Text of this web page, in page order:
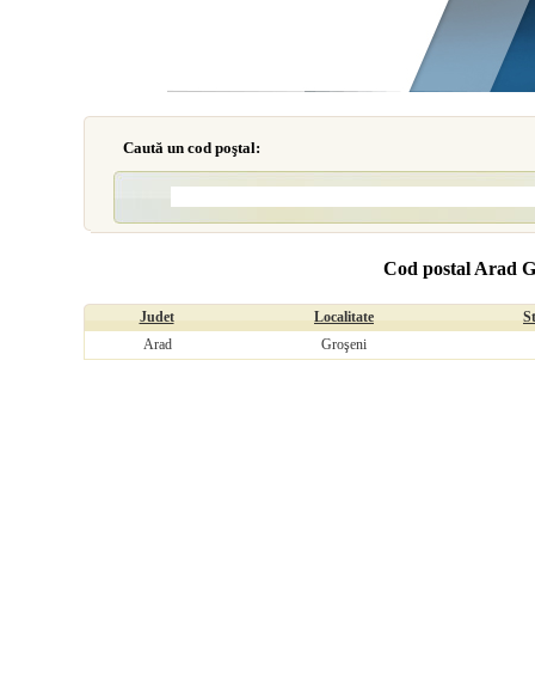
Caută un cod poştal:
Cod postal Arad
Judet Localitate
Arad
Groşeni